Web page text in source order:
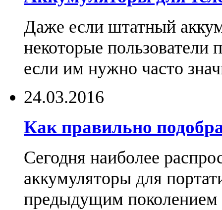
Даже если штатный
некоторые пользователи
если им нужно часто
24.03.2016
Как правильно
Сегодня наиболее
аккумуляторы для
предыдущим поколением